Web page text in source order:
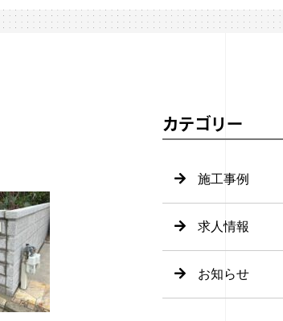
カテゴリー
施工事例
求人情報
お知らせ